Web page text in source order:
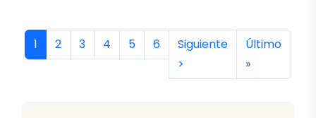
Paginación
Página actual
1 Página
2 Página
3 Página
4 Página
5 Página
6 Siguiente página
Siguiente
>
Última
Último
»